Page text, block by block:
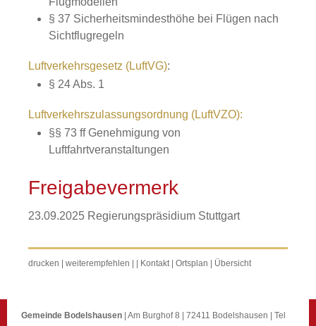
§ 37 Sicherheitsmindesthöhe bei Flügen nach
Sichtflugregeln
Luftverkehrsgesetz (LuftVG):
§ 24 Abs. 1
Luftverkehrszulassungsordnung (LuftVZO):
§§ 73 ffGenehmigung von
Luftfahrtveranstaltungen
Freigabevermerk
23.09.2025 Regierungspräsidium Stuttgart
drucken weiterempfehlen Kontakt| Ortsplan Übersicht
Gemeinde Bodelshausen | Am Burghof 8 | 72411 Bodelshausen | Tel